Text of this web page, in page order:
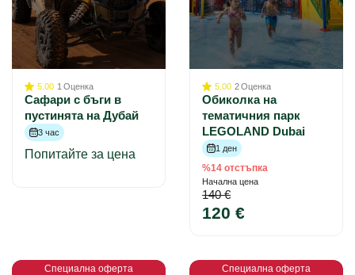
5.00 1 Оценка
Сафари с бъги в
пустинята на Дубай
3 час
Попитайте за цена
5.00 2Оценка
Обиколка на
тематичния парк
LEGOLAND Dubai
1 ден
%14 отстъпка
Начална цена
140 €
120 €
Специална оферта Специална оферта